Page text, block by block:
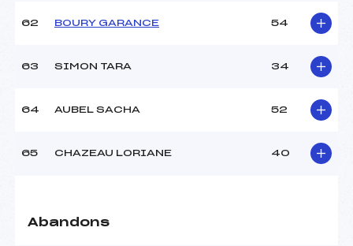
62 BOURY GARANCE 54
63 SIMON TARA 34
64 AUBEL SACHA 52
65 CHAZEAU LORIANE 40
Abandons